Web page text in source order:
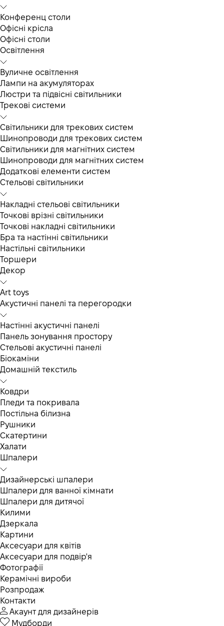
Конференц столи
Офісні крісла
Офісні столи
Освітлення
Вуличне освітлення
Лампи на акумуляторах
Люстри та підвісні світильники
Трекові системи
Світильники для трекових систем
Шинопроводи для трекових систем
Світильники для магнітних систем
Шинопроводи для магнітних систем
Додаткові елементи систем
Cтельові світильники
Накладні стельові світильники
Точкові врізні світильники
Точкові накладні світильники
Бра та настінні світильники
Настільні світильники
Торшери
Декор
Art toys
Акустичні панелі та перегородки
Настінні акустичні панелі
Панель зонування простору
Стельові акустичні панелі
Біокаміни
Домашній текстиль
Ковдри
Пледи та покривала
Постільна білизна
Рушники
Скатертини
Халати
Шпалери
Дизайнерські шпалери
Шпалери для ванної кімнати
Шпалери для дитячої
Килими
Дзеркала
Картини
Аксесуари для квітів
Аксесуари для подвір'я
Фотографії
Керамічні вироби
Розпродаж
Контакти
Акаунт для дизайнерів
Мудборди